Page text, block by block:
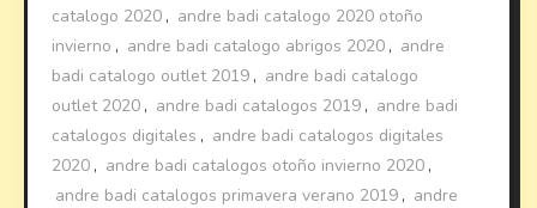
catalogo 2020 , andre badi catalogo 2020 otoño
invierno , andre badi catalogo abrigos 2020 , andre
badi catalogo outlet 2019 , andre badi catalogo
outlet 2020 , andre badi catalogos 2019 , andre badi
catalogos digitales , andre badi catalogos digitales
2020 , andre badi catalogos otoño invierno 2020 ,
andre badi catalogos primavera verano 2019 , andre